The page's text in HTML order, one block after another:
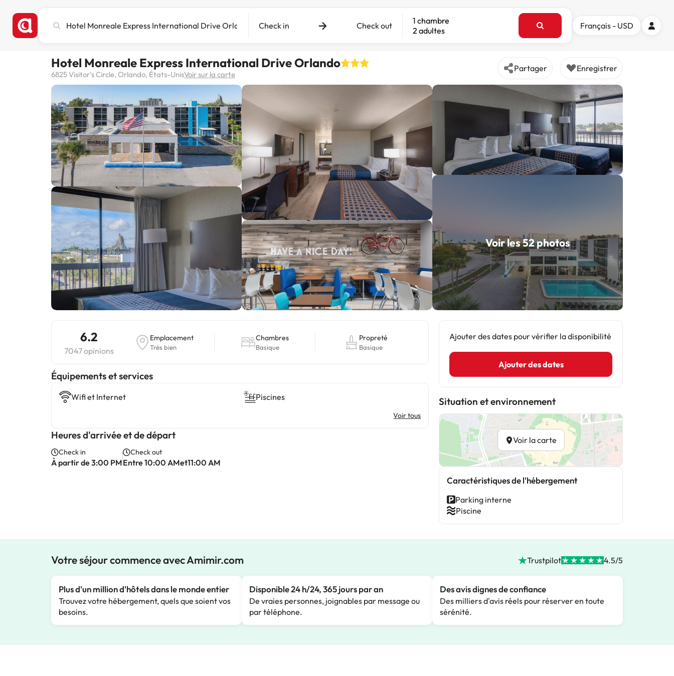
une
hôtel
ou
une
destination
Check in Check out
1 chambre
2 adultes
Français - USD
Hotel Monreale Express International Drive Orlando
6825 Visitor's Circle, Orlando, États-UnisVoir sur la carte
Partager Enregistrer
Voir les 52 photos
6.2
7047 opinions
Emplacement
Très bien
Chambres
Basique
Propreté
Basique
​Équipements et services
Wifi et Internet Piscines
Voir tous
Heures d'arrivée et de départ
Check in
À partir de 3:00 PM
Check out
Entre 10:00 AMet11:00 AM
Ajouter des dates pour vérifier la disponibilité
Ajouter des dates
Situation et environnement
Voir la carte
Caractéristiques de l'hébergement
Parking interne
Piscine
Votre séjour commence avec Amimir.com Trustpilot 4.5/5
Plus d'un million d'hôtels dans le monde entier
Trouvez votre hébergement, quels que soient vos
besoins.
Disponible 24 h/24, 365 jours par an
De vraies personnes, joignables par message ou
par téléphone.
Des avis dignes de confiance
Des milliers d'avis réels pour réserver en toute
sérénité.